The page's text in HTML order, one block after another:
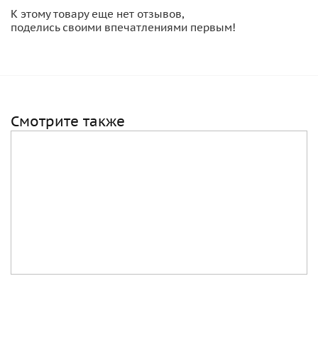
К этому товару еще нет отзывов,
поделись своими впечатлениями первым!
Смотрите также